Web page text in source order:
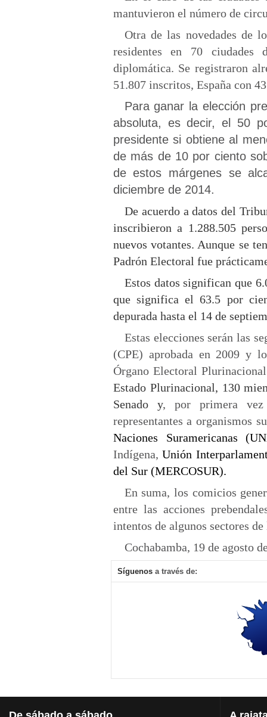
mantuvieron el número de
Otra de las novedades de
residentes en 70 ciudades
diplomática. Se registraron
51.807 inscritos, España con
Para ganar la elección
absoluta, es decir, el 50
presidente si obtiene al
de más de 10 por ciento
de estos márgenes se
diciembre de 2014.
De acuerdo a datos del
inscribieron a 1.288.505
nuevos votantes. Aunque se
Padrón Electoral fue
Estos datos significan que
que significa el 63.5 por
depurada hasta el 14 de
Estas elecciones serán las
(CPE) aprobada en 2009 y
Órgano Electoral Plurinacional
Estado Plurinacional, 130
Senado y, por primera
representantes a organismos
Naciones Suramericanas
Indígena,Unión
del Sur (MERCOSUR).
En suma, los comicios
entre las acciones
intentos de algunos sectores
Cochabamba, 19 de agosto
Síguenos a través de:
Superlucho compró muebles y alfombras extranjeros y caros para el
Los